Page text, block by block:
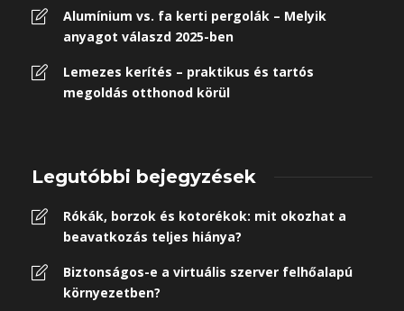
Alumínium vs. fa kerti pergolák – Melyik
anyagot válaszd 2025-ben
Lemezes kerítés – praktikus és tartós
megoldás otthonod körül
Legutóbbi bejegyzések
Rókák, borzok és kotorékok: mit okozhat a
beavatkozás teljes hiánya?
Biztonságos-e a virtuális szerver felhőalapú
környezetben?